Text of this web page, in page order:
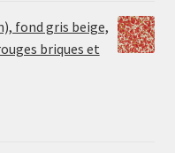
fond gris beige,
briques et